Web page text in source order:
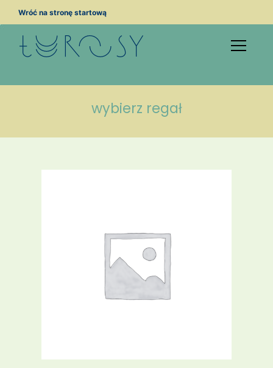
Wróć na stronę startową
wybierz regał